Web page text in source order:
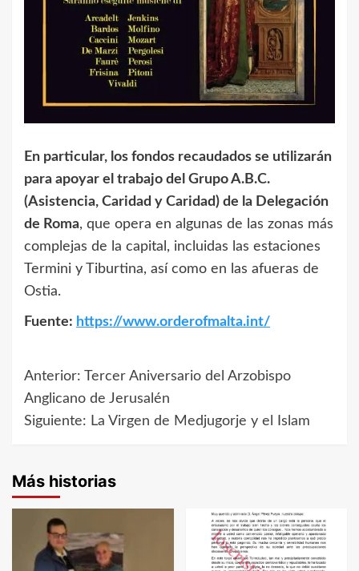
En particular, los fondos recaudados se utilizarán
para apoyar el trabajo del Grupo A.B.C.
(Asistencia, Caridad y Caridad) de la Delegación
de Roma, que opera en algunas de las zonas más
complejas de la capital, incluidas las estaciones
Termini y Tiburtina, así como en las afueras de
Ostia.
Fuente: https://www.orderofmalta.int/
Navegación
de
Anterior: Tercer Aniversario del Arzobispo
Anglicano de Jerusalén
Siguiente: La Virgen de Medjugorje y el Islam
Más historias